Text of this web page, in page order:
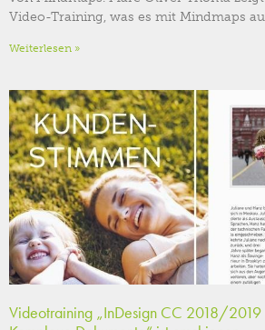
Video-Training, was es mit Mindmaps
Weiterlesen »
Videotraining „InDesign CC 2018/2019